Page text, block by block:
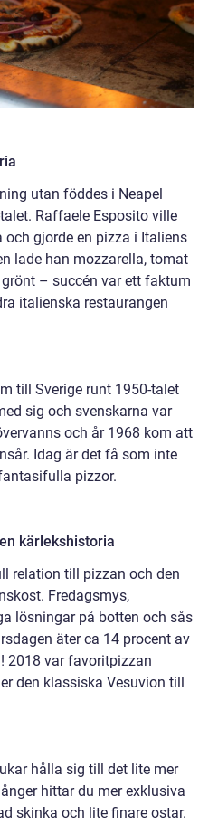
utan föddes i Neapel
Raffaele Esposito ville
gjorde en pizza i Italiens
lade han mozzarella, tomat
– succén var ett faktum
italienska restaurangen
till Sverige runt 1950-talet
sig och svenskarna var
och år 1968 kom att
Idag är det få som inte
pizzor.
kärlekshistoria
relation till pizzan och den
Fredagsmys,
lösningar på botten och sås
äter ca 14 procent av
2018 var favoritpizzan
den klassiska Vesuvion till
hålla sig till det lite mer
hittar du mer exklusiva
skinka och lite finare ostar.